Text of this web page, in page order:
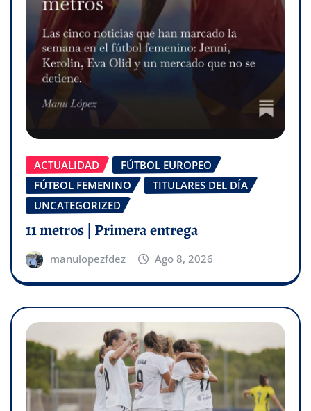
ACTUALIDAD
FÚTBOL EUROPEO
FÚTBOL FEMENINO
TITULARES DEL DÍA
UNCATEGORIZED
11 metros | Primera entrega
manulopezfdez Ago 8, 2026